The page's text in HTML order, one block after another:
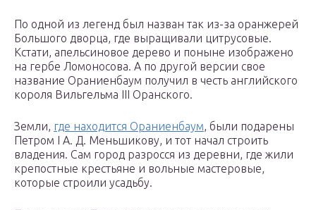
По одной из легенд был назван так из-за оранжерей
Большого дворца, где выращивали цитрусовые.
Кстати, апельсиновое дерево и поныне изображено
на гербе Ломоносова. А по другой версии свое
название Ораниенбаум получил в честь английского
короля Вильгельма III Оранского.
Земли, где находится Ораниенбаум, были подарены
Петром I А. Д. Меньшикову, и тот начал строить
владения. Сам город разросся из деревни, где жили
крепостные крестьяне и вольные мастеровые,
которые строили усадьбу.